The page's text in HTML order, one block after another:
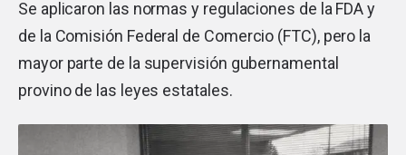
Se aplicaron las normas y regulaciones de la FDA y
de la Comisión Federal de Comercio (FTC), pero la
mayor parte de la supervisión gubernamental
provino de las leyes estatales.